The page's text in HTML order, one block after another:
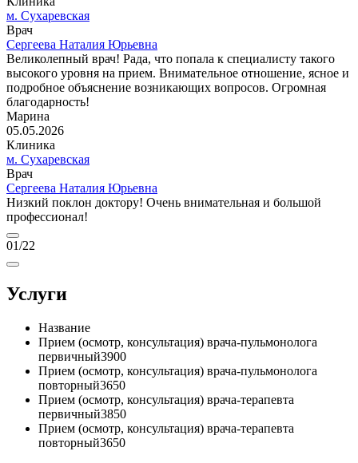
м. Сухаревская
Врач
Сергеева Наталия Юрьевна
Великолепный врач! Рада, что попала к специалисту такого
высокого уровня на прием. Внимательное отношение, ясное и
подробное объяснение возникающих вопросов. Огромная
благодарность!
Марина
05.05.2026
Клиника
м. Сухаревская
Врач
Сергеева Наталия Юрьевна
Низкий поклон доктору! Очень внимательная и большой
профессионал!
01/22
Услуги
Название
Прием (осмотр, консультация) врача-пульмонолога
первичный3900
Прием (осмотр, консультация) врача-пульмонолога
повторный3650
Прием (осмотр, консультация) врача-терапевта
первичный3850
Прием (осмотр, консультация) врача-терапевта
повторный3650